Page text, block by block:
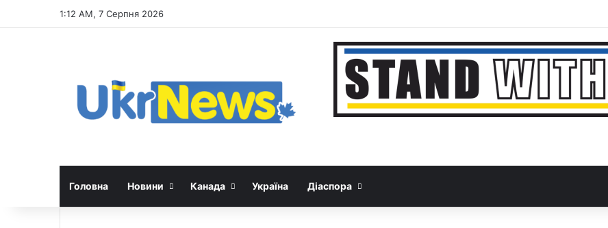
1:12 AM, 7 Серпня 2026
Google News
Threads
Головна Новини Канада Україна Діаспора